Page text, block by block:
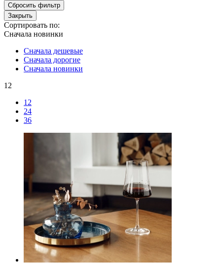
Сбросить фильтр
Закрыть
Сортировать по:
Сначала новинки
Сначала дешевые
Сначала дорогие
Сначала новинки
12
12
24
36